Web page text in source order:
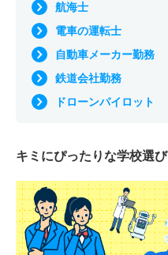
航海士
電車の運転士
自動車メーカー勤務
鉄道会社勤務
ドローンパイロット
キミにぴったりな学校選